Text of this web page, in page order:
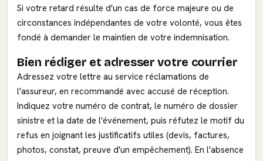
Si votre retard résulte d'un cas de force majeure ou de
circonstances indépendantes de votre volonté, vous êtes
fondé à demander le maintien de votre indemnisation.
Bien rédiger et adresser votre courrier
Adressez votre lettre au service réclamations de
l'assureur, en recommandé avec accusé de réception.
Indiquez votre numéro de contrat, le numéro de dossier
sinistre et la date de l'événement, puis réfutez le motif du
refus en joignant les justificatifs utiles (devis, factures,
photos, constat, preuve d'un empêchement). En l'absence